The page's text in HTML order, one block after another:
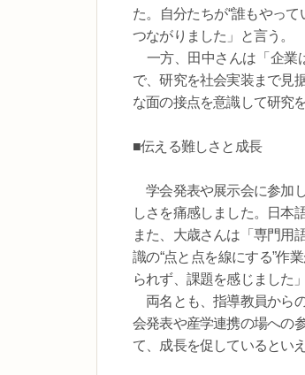
た。自分たちが“誰もやっ
つながりました」と言う。
一方、田中さんは「企業
で、研究を社会実装まで見
な面の接点を意識して研究
■伝える難しさと成長
学会発表や展示会に参加
しさを痛感しました。日本
また、大歳さんは「専門用
識の“点と点を線にする”作
られず、課題を感じました
両名とも、指導教員から
会発表や産学連携の場への
て、成長を促しているといえ